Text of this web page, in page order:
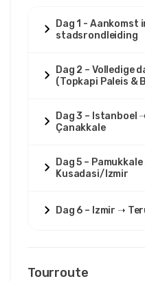
Dag 1 - Aankomst
stadsrondleiding
Dag 2 – Volledige
(Topkapi Paleis &
Dag 3 – Istanboel
Çanakkale
Dag 5 –
Kusadasi/Izmir
Dag 6 – Izmir ➝
Tourroute